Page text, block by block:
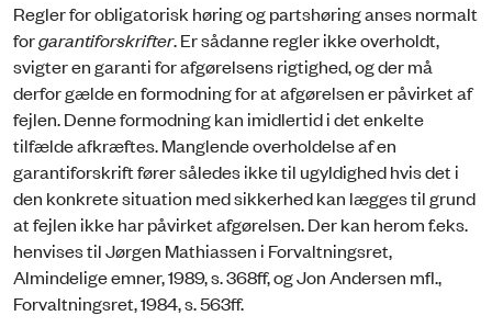
Regler for obligatorisk høring og partshøring anses normalt
forgarantiforskrifter. Er sådanne regler ikke overholdt,
svigter en garanti for afgørelsens rigtighed, og der må
derfor gælde en formodning for at afgørelsen er påvirket af
fejlen. Denne formodning kan imidlertid i det enkelte
tilfælde afkræftes. Manglende overholdelse af en
garantiforskrift fører således ikke til ugyldighed hvis det i
den konkrete situation med sikkerhed kan lægges til grund
at fejlen ikke har påvirket afgørelsen. Der kan herom f.eks.
henvises til Jørgen Mathiassen i Forvaltningsret,
Almindelige emner, 1989, s. 368ff, og Jon Andersen mfl.,
Forvaltningsret, 1984, s. 563ff.